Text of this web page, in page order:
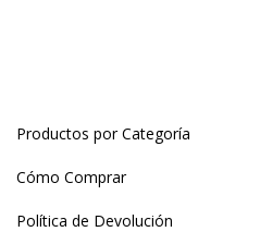
Productos por Categoría
Cómo Comprar
Política de Devolución